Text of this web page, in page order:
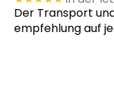
Der Transport
empfehlung auf